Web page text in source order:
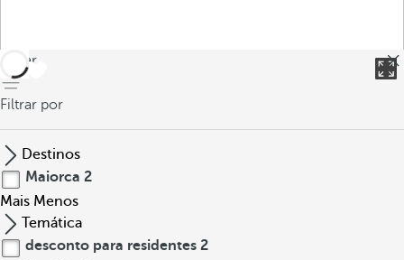
voltar
Filtrar por
Destinos
Maiorca 2
Mais Menos
Temática
desconto para residentes 2